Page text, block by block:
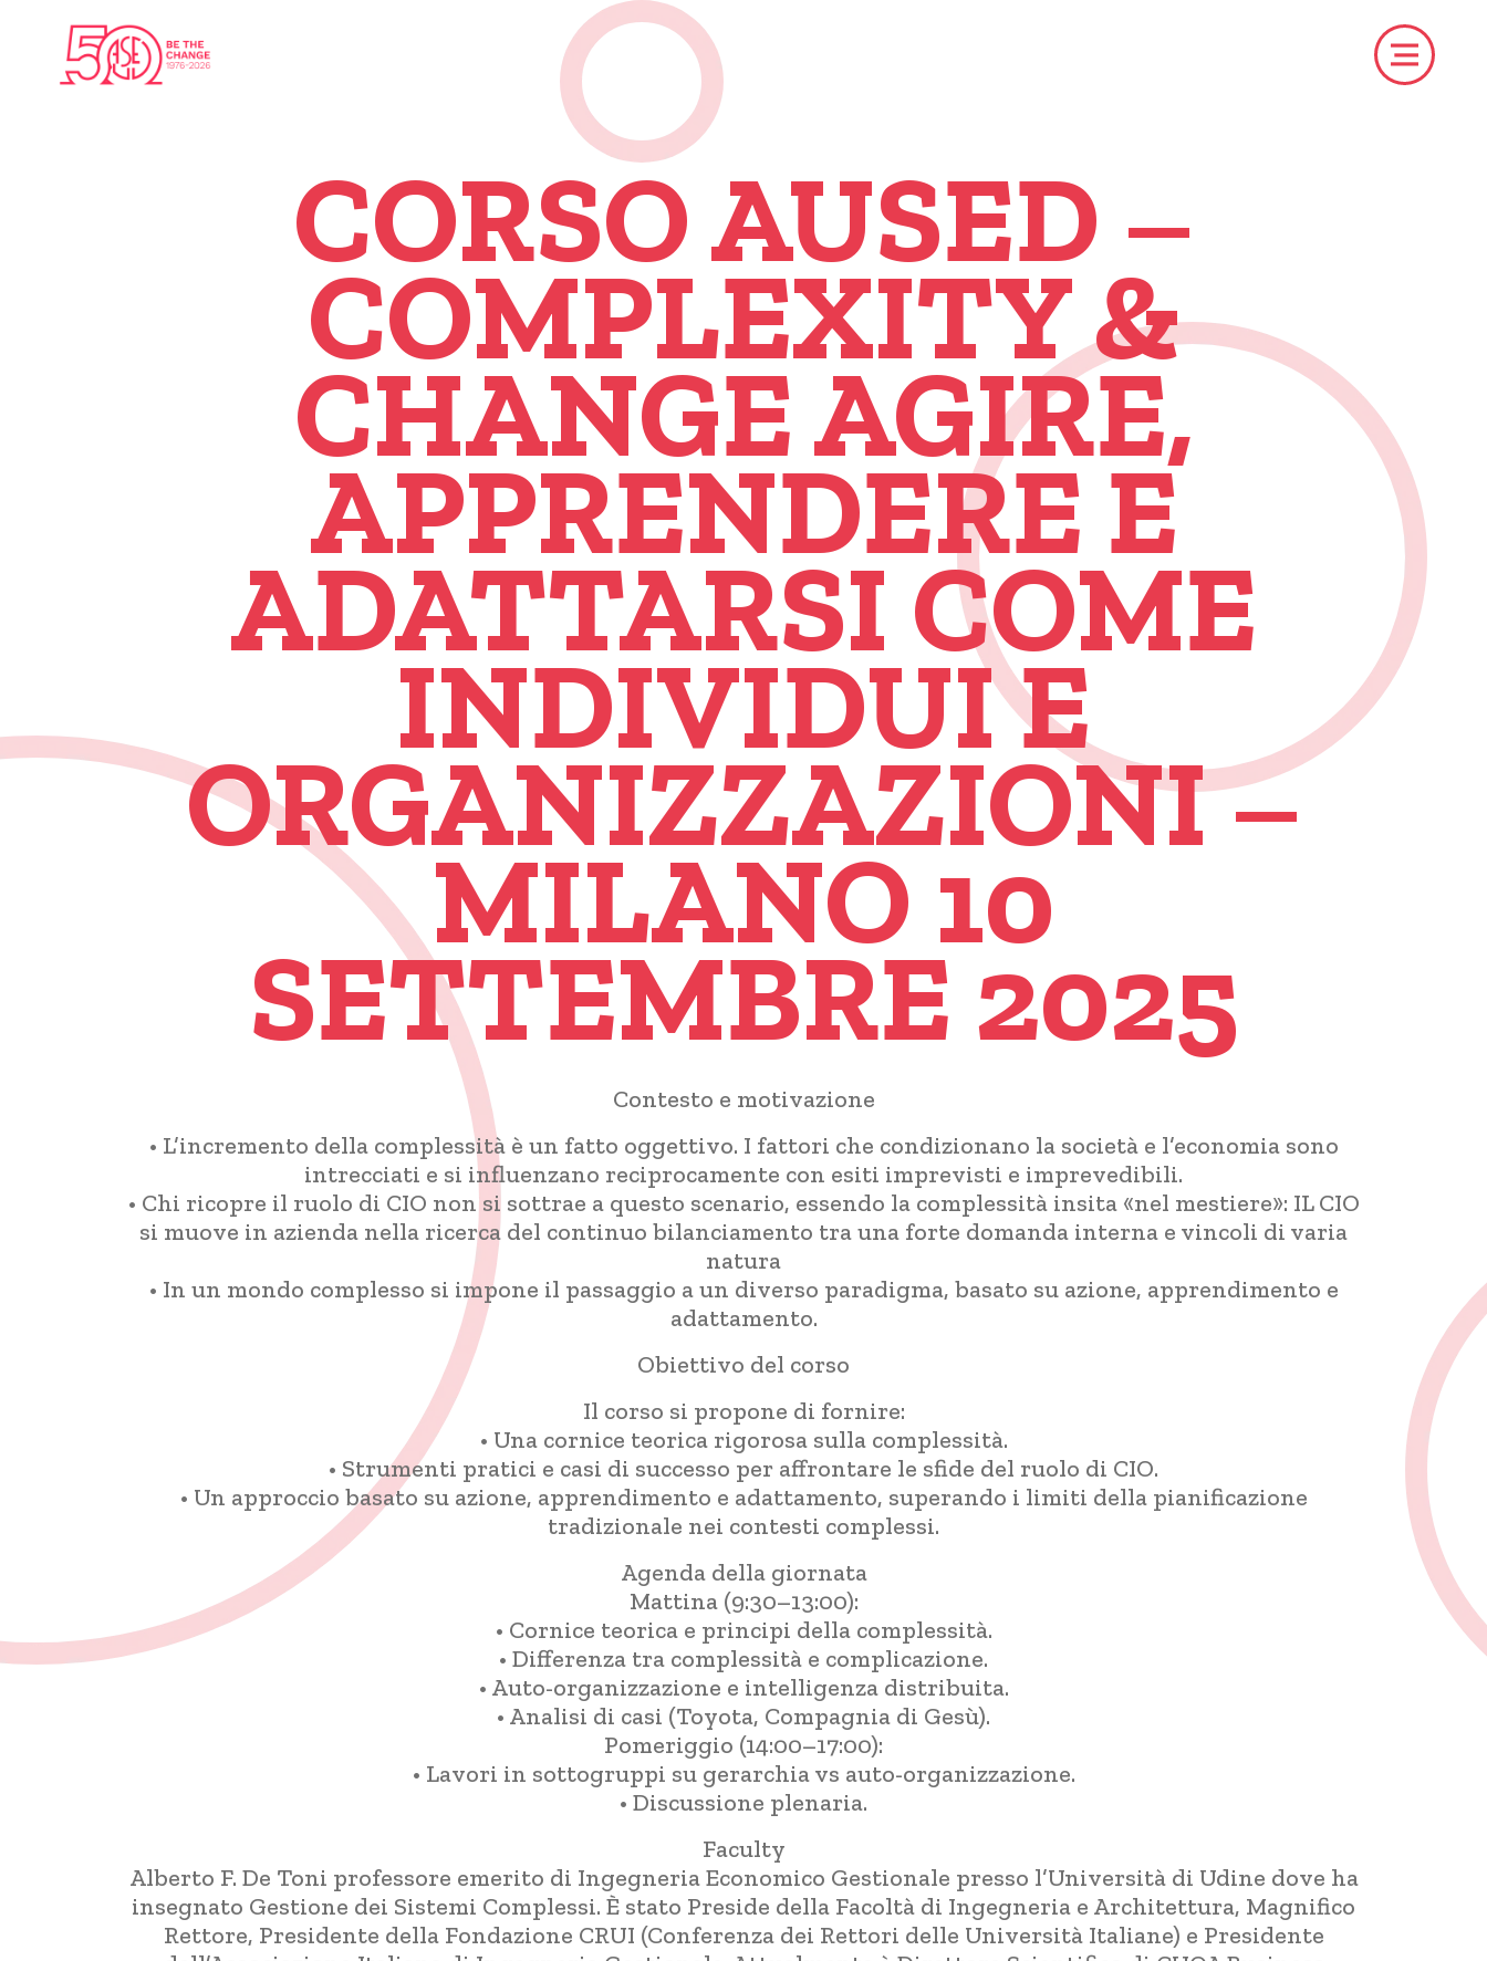
CORSO AUSED –
COMPLEXITY &
CHANGE AGIRE,
APPRENDERE E
ADATTARSI COME
INDIVIDUI E
ORGANIZZAZIONI –
MILANO 10
SETTEMBRE 2025
Contesto e motivazione
• L’incremento della complessità è un fatto oggettivo. I fattori che condizionano la società e l’economia sono
intrecciati e si influenzano reciprocamente con esiti imprevisti e imprevedibili.
• Chi ricopre il ruolo di CIO non si sottrae a questo scenario, essendo la complessità insita «nel mestiere»: IL CIO
si muove in azienda nella ricerca del continuo bilanciamento tra una forte domanda interna e vincoli di varia
natura
• In un mondo complesso si impone il passaggio a un diverso paradigma, basato su azione, apprendimento e
adattamento.
Obiettivo del corso
Il corso si propone di fornire:
• Una cornice teorica rigorosa sulla complessità.
• Strumenti pratici e casi di successo per affrontare le sfide del ruolo di CIO.
• Un approccio basato su azione, apprendimento e adattamento, superando i limiti della pianificazione
tradizionale nei contesti complessi.
Agenda della giornata
Mattina (9:30–13:00):
• Cornice teorica e principi della complessità.
• Differenza tra complessità e complicazione.
• Auto-organizzazione e intelligenza distribuita.
• Analisi di casi (Toyota, Compagnia di Gesù).
Pomeriggio (14:00–17:00):
• Lavori in sottogruppi su gerarchia vs auto-organizzazione.
• Discussione plenaria.
Faculty
Alberto F. De Toni professore emerito di Ingegneria Economico Gestionale presso l’Università di Udine dove ha
insegnato Gestione dei Sistemi Complessi. È stato Preside della Facoltà di Ingegneria e Architettura, Magnifico
Rettore, Presidente della Fondazione CRUI (Conferenza dei Rettori delle Università Italiane) e Presidente